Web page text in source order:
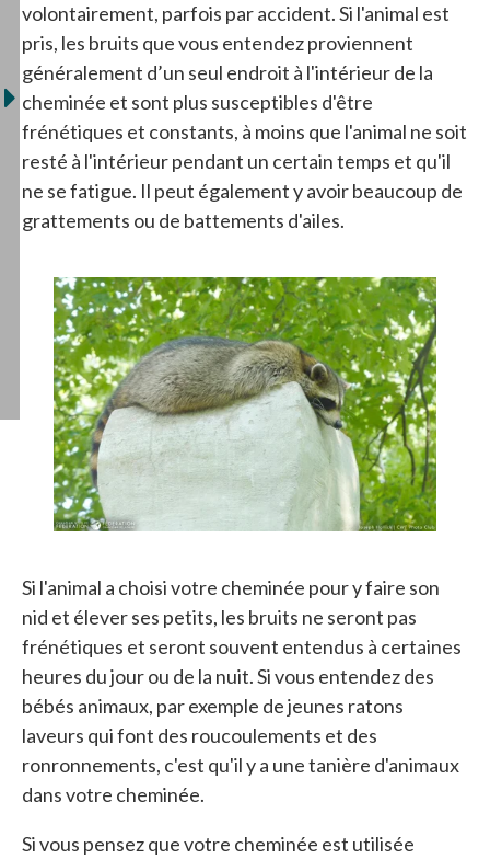
volontairement, parfois par accident. Si l'animal est
pris, les bruits que vous entendez proviennent
généralement d’un seul endroit à l'intérieur de la
cheminée et sont plus susceptibles d'être
frénétiques et constants, à moins que l'animal ne soit
resté à l'intérieur pendant un certain temps et qu'il
ne se fatigue. Il peut également y avoir beaucoup de
grattements ou de battements d'ailes.
Si l'animal a choisi votre cheminée pour y faire son
nid et élever ses petits, les bruits ne seront pas
frénétiques et seront souvent entendus à certaines
heures du jour ou de la nuit. Si vous entendez des
bébés animaux, par exemple de jeunes ratons
laveurs qui font des roucoulements et des
ronronnements, c'est qu'il y a une tanière d'animaux
dans votre cheminée.
Si vous pensez que votre cheminée est utilisée